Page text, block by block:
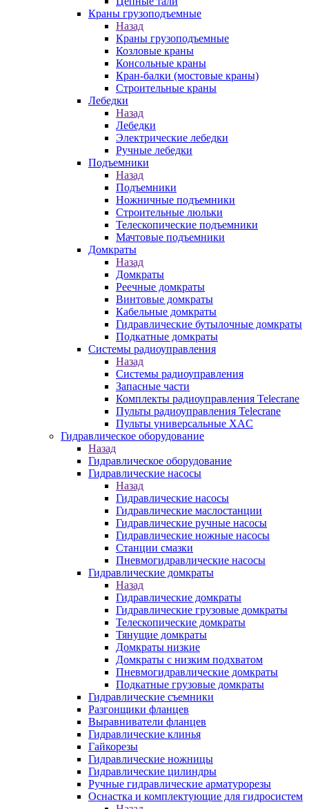
Краны грузоподъемные
Назад
Краны грузоподъемные
Козловые краны
Консольные краны
Кран-балки (мостовые краны)
Строительные краны
Лебедки
Назад
Лебедки
Электрические лебедки
Ручные лебедки
Подъемники
Назад
Подъемники
Ножничные подъемники
Строительные люльки
Телескопические подъемники
Мачтовые подъемники
Домкраты
Назад
Домкраты
Реечные домкраты
Винтовые домкраты
Кабельные домкраты
Гидравлические бутылочные домкраты
Подкатные домкраты
Системы радиоуправления
Назад
Системы радиоуправления
Запасные части
Комплекты радиоуправления Telecrane
Пульты радиоуправления Telecrane
Пульты универсальные XAC
Гидравлическое оборудование
Назад
Гидравлическое оборудование
Гидравлические насосы
Назад
Гидравлические насосы
Гидравлические маслостанции
Гидравлические ручные насосы
Гидравлические ножные насосы
Станции смазки
Пневмогидравлические насосы
Гидравлические домкраты
Назад
Гидравлические домкраты
Гидравлические грузовые домкраты
Телескопические домкраты
Тянущие домкраты
Домкраты низкие
Домкраты с низким подхватом
Пневмогидравлические домкраты
Подкатные грузовые домкраты
Гидравлические съемники
Разгонщики фланцев
Выравниватели фланцев
Гидравлические клинья
Гайкорезы
Гидравлические ножницы
Гидравлические цилиндры
Ручные гидравлические арматурорезы
Оснастка и комплектующие для гидросистем